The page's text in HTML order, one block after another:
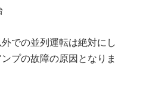
での並列運転は絶対にし
プの故障の原因となりま